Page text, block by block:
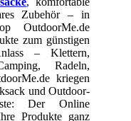
Zubehör – in
OutdoorMe.de
zum günstigen
– Klettern,
Radeln,
kriegen
und Outdoor-
Der Online
Produkte ganz